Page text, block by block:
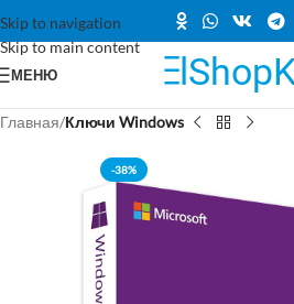
Skip to navigation
Skip to main content
МЕНЮ
Главная Ключи Windows
-38%